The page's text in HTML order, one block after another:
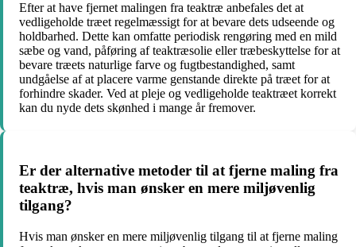
Efter at have fjernet malingen fra teaktræ anbefales det at
vedligeholde træet regelmæssigt for at bevare dets udseende og
holdbarhed. Dette kan omfatte periodisk rengøring med en mild
sæbe og vand, påføring af teaktræsolie eller træbeskyttelse for at
bevare træets naturlige farve og fugtbestandighed, samt
undgåelse af at placere varme genstande direkte på træet for at
forhindre skader. Ved at pleje og vedligeholde teaktræet korrekt
kan du nyde dets skønhed i mange år fremover.
Er der alternative metoder til at fjerne maling fra
teaktræ, hvis man ønsker en mere miljøvenlig
tilgang?
Hvis man ønsker en mere miljøvenlig tilgang til at fjerne maling